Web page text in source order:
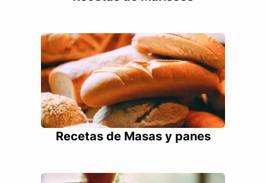
Recetas de Masas y panes